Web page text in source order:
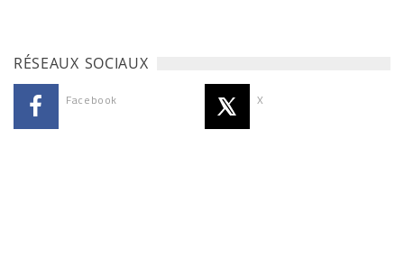
RÉSEAUX SOCIAUX
Facebook X